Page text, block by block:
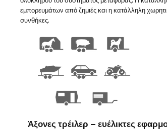
εμπορευμάτων από ζημιές και η κατάλληλη
συνθήκες.
Άξονες τρέιλερ – ευέλικτες